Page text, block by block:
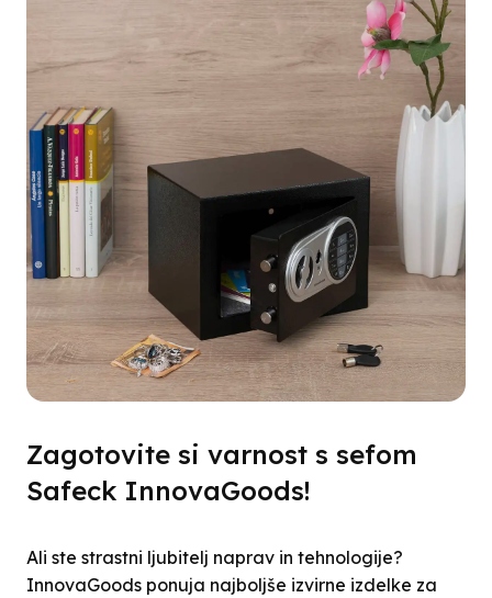
Zagotovite si varnost s sefom
Safeck InnovaGoods!
Ali ste strastni ljubitelj naprav in tehnologije?
InnovaGoods ponuja najboljše izvirne izdelke za